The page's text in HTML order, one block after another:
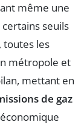
même une
seuils
toutes les
métropole et
mettant en
de gaz
économique